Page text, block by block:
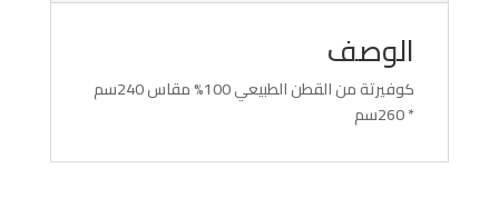
الوصف
كوفيرتة من القطن الطبيعي 100% مقاس 240سم
* 260سم